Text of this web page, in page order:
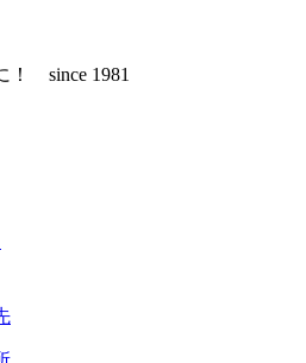
！ since 1981